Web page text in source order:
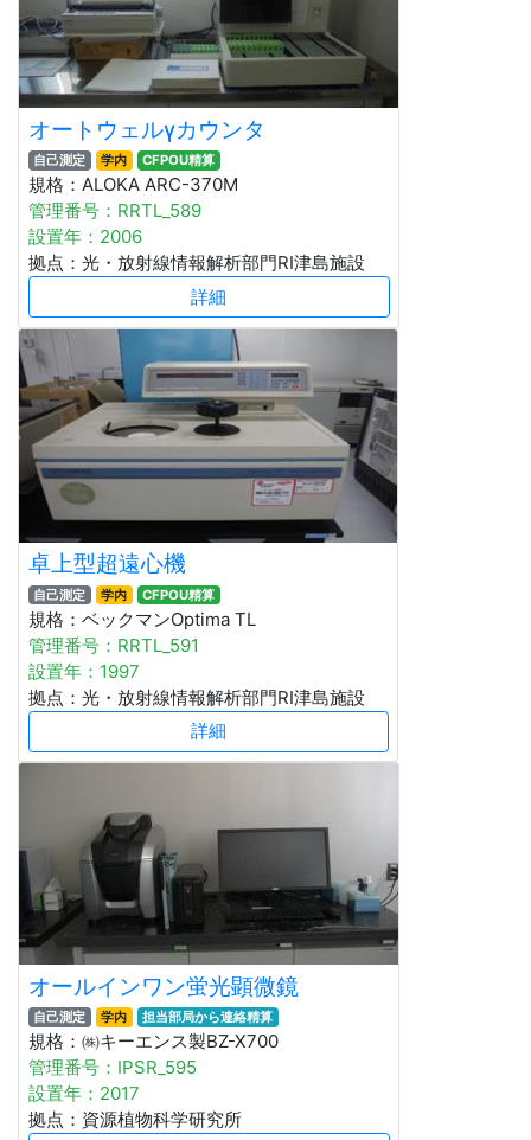
オートウェルγカウンタ
自己測定 学内 CFPOU精算
規格：ALOKA ARC-370M
管理番号：RRTL_589
設置年：2006
拠点：光・放射線情報解析部門RI津島施設
詳細
卓上型超遠心機
自己測定 学内 CFPOU精算
規格：ベックマンOptima TL
管理番号：RRTL_591
設置年：1997
拠点：光・放射線情報解析部門RI津島施設
詳細
オールインワン蛍光顕微鏡
自己測定 学内 担当部局から連絡精算
規格：㈱キーエンス製BZ-X700
管理番号：IPSR_595
設置年：2017
拠点：資源植物科学研究所